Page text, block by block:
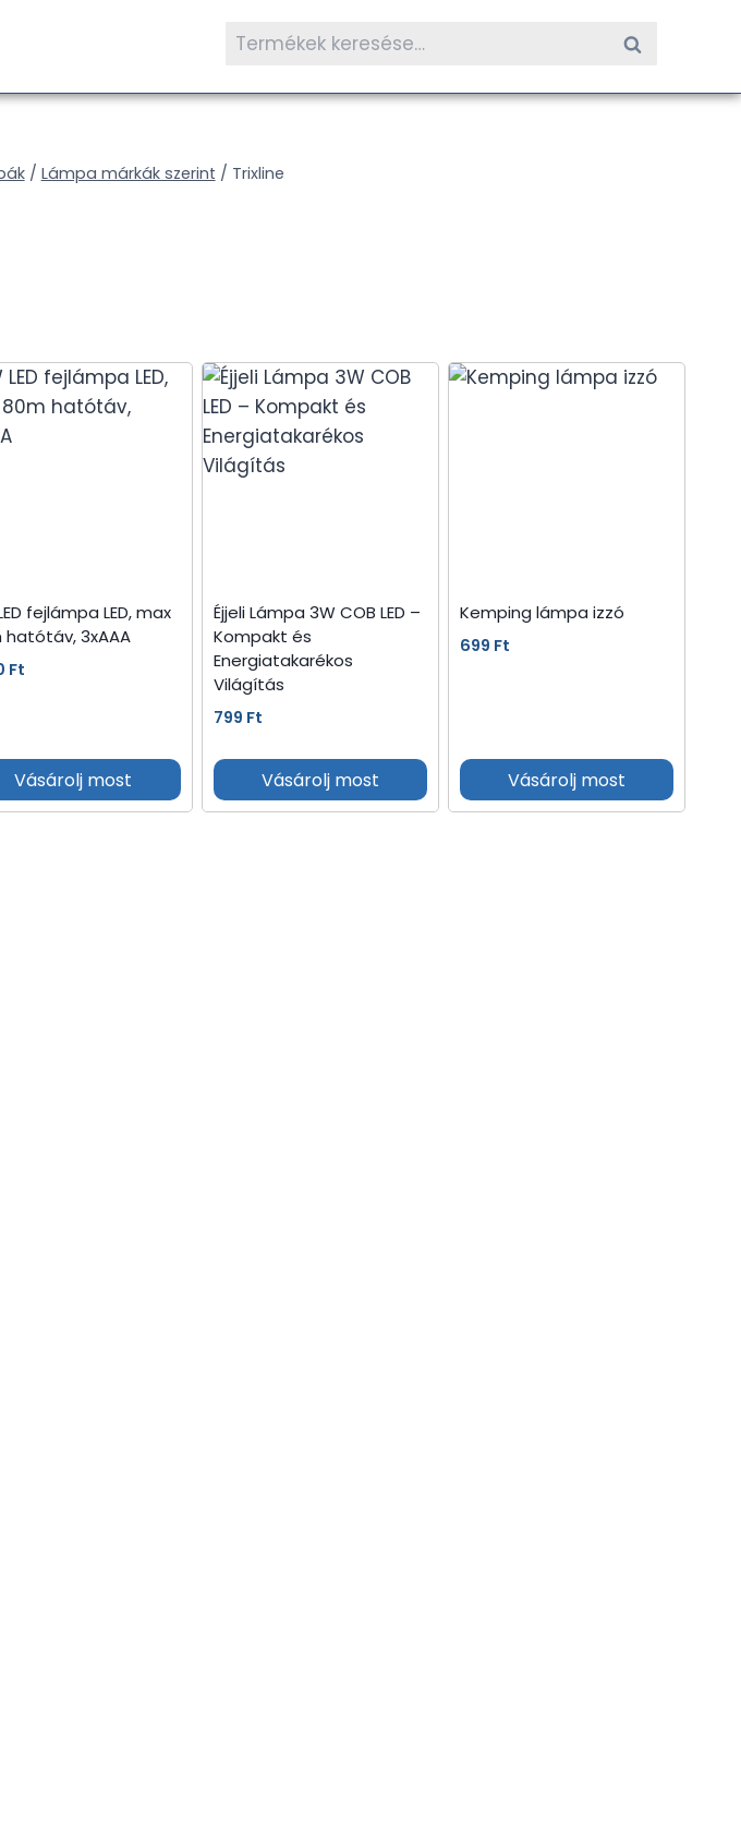
Keresés
következőre:
Keresés
/ Lámpa márkák szerint / Trixline
fejlámpa LED, max
hatótáv, 3xAAA
Ft
Vásárolj most
Éjjeli Lámpa 3W COB LED –
Kompakt és
Energiatakarékos
Világítás
799 Ft
Vásárolj most
Kemping lámpa izzó
699 Ft
Vásárolj most